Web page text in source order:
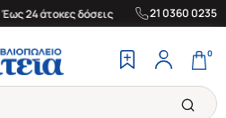
Έως 24 άτοκες δόσεις | Δωρεάν
21 0360 0235
0